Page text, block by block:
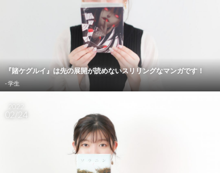
『賭ケグルイ』は先の展開が読めないスリリングなマンガです！
- 学生
2022
02/24